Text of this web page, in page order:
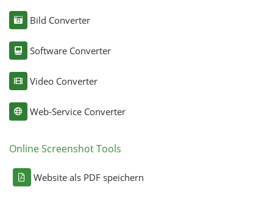
Bild Converter
Software Converter
Video Converter
Web-Service Converter
Online Screenshot Tools
Website als PDF speichern